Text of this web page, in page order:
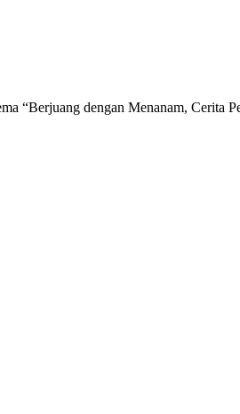
“Berjuang dengan Menanam, Cerita